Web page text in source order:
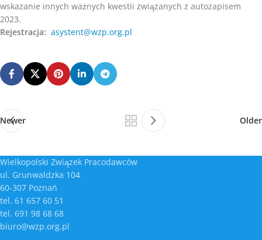
wskazanie innych ważnych kwestii związanych z autozapisem
2023.
Rejestracja: asystent@wzp.org.pl
Newer Older
Wielkopolski Związek Pracodawców
ul. Grunwaldzka 104
60-307 Poznań
tel. 61 657 60 51
tel. 691 98 68 68
biuro@wzp.org.pl